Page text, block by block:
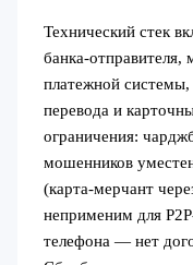
Технический стек
банка-отправителя,
платежной
перевода и
ограничения:
мошенников
(карта-мерчант
неприменим для
телефона — нет